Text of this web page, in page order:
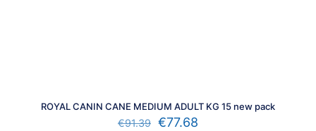
ROYAL CANIN CANE MEDIUM ADULT KG 15 new pack
€91.39 €77.68